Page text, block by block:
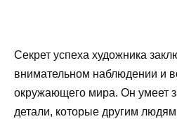
Секрет успеха художника
внимательном наблюдении и
окружающего мира. Он умеет
детали, которые другим людям